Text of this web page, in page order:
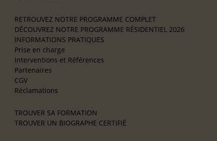
RETROUVEZ NOTRE PROGRAMME COMPLET
DÉCOUVREZ NOTRE PROGRAMME RÉSIDENTIEL 2026
INFORMATIONS PRATIQUES
Prise en charge
Interventions et Références
Partenaires
CGV
Réclamations
TROUVER SA FORMATION
TROUVER UN BIOGRAPHE CERTIFIÉ